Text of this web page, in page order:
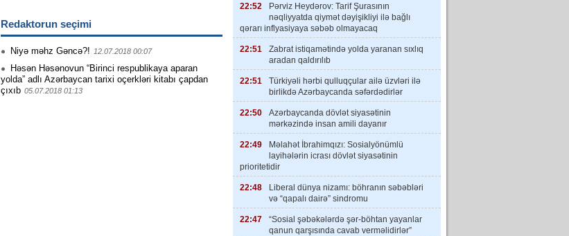
Redaktorun seçimi
Niyə məhz Gəncə?! 12.07.2018 00:07
Həsən Həsənovun “Birinci respublikaya aparan
yolda” adlı Azərbaycan tarixi oçerkləri kitabı çapdan
çıxıb 05.07.2018 01:13
22:52
Pərviz Heydərov: Tarif Şurasının
nəqliyyatda qiymət dəyişikliyi ilə bağlı
qərarı inflyasiyaya səbəb olmayacaq
22:51
Zabrat istiqamətində yolda yaranan sıxlıq
aradan qaldırılıb
22:51
Türkiyəli hərbi qulluqçular ailə üzvləri ilə
birlikdə Azərbaycanda səfərdədirlər
22:50
Azərbaycanda dövlət siyasətinin
mərkəzində insan amili dayanır
22:49
Məlahət İbrahimqızı: Sosialyönümlü
layihələrin icrası dövlət siyasətinin
prioritetidir
22:48
Liberal dünya nizamı: böhranın səbəbləri
və “qapalı dairə” sindromu
22:47
“Sosial şəbəkələrdə şər-böhtan yayanlar
qanun qarşısında cavab verməlidirlər”